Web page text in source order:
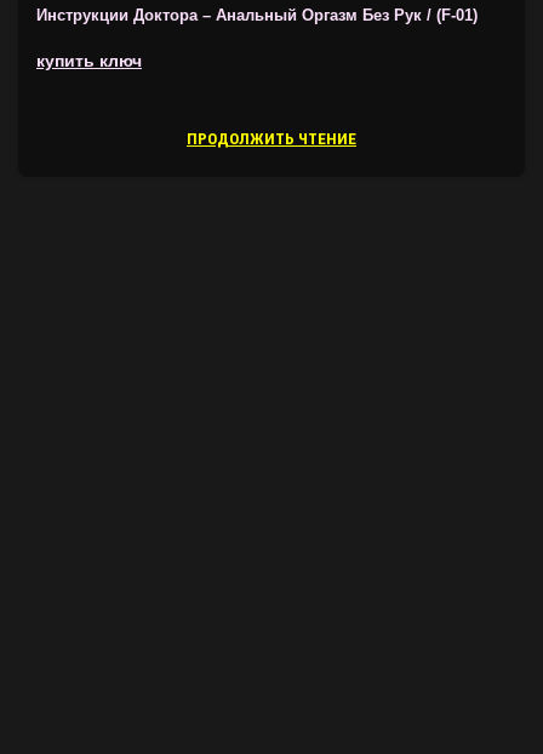
Инструкции Доктора – Анальный Оргазм Без Рук / (F-01)
купить ключ
ПРОДОЛЖИТЬ ЧТЕНИЕ